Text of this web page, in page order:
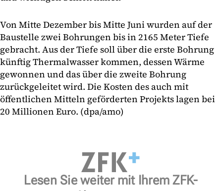
Von Mitte Dezember bis Mitte Juni wurden auf der
Baustelle zwei Bohrungen bis in 2165 Meter Tiefe
gebracht. Aus der Tiefe soll über die erste Bohrung
künftig Thermalwasser kommen, dessen Wärme
gewonnen und das über die zweite Bohrung
zurückgeleitet wird. Die Kosten des auch mit
öffentlichen Mitteln geförderten Projekts lagen bei
20 Millionen Euro. (dpa/amo)
Lesen Sie weiter mit Ihrem ZFK-